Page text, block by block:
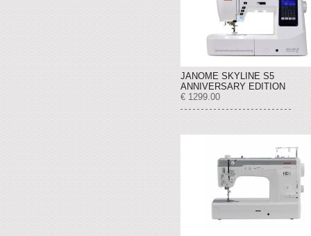
JANOME SKYLINE S5
ANNIVERSARY EDITION
€ 1299.00